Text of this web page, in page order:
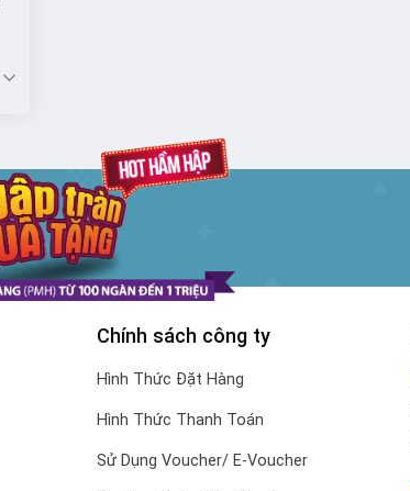
Chính sách công ty
Hình Thức Đặt Hàng
Hình Thức Thanh Toán
Sử Dụng Voucher/ E-Voucher